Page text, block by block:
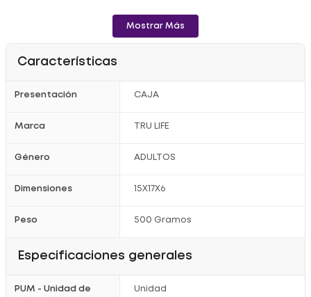
Mostrar Más
Características
Presentación CAJA
Marca TRU LIFE
Género ADULTOS
Dimensiones 15X17X6
Peso 500 Gramos
Especificaciones generales
PUM - Unidad de
Unidad